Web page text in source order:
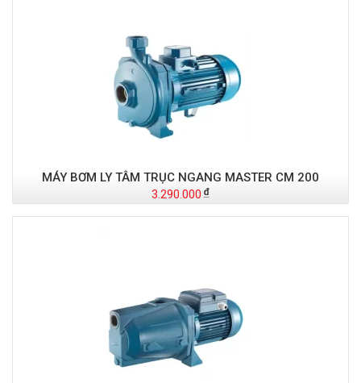
MÁY BƠM LY TÂM TRỤC NGANG MASTER CM 200
3.290.000